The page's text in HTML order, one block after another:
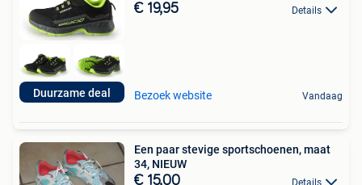
Duurzame deal
€ 19,95 Details
Bezoek website Vandaag
Een paar stevige sportschoenen, maat
34, NIEUW
€ 15,00 Details